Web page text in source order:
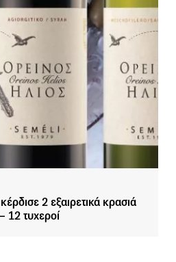
2 εξαιρετικά κρασιά
12 τυχεροί